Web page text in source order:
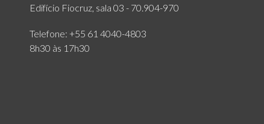
Edifício Fiocruz, sala 03 - 70.904-970
Telefone: +55 61 4040-4803
8h30 às 17h30